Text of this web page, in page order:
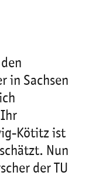
in Sachsen
Kötitz ist
Nun
der TU